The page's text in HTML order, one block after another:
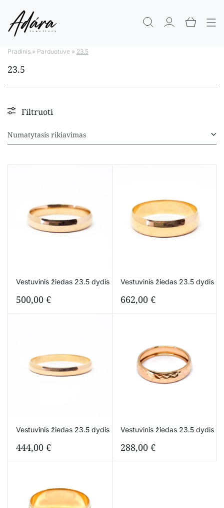
Pradinis » Parduotuve » 23.5
23.5
Filtruoti
Vestuvinis žiedas 23.5 dydis
500,00 €
Vestuvinis žiedas 23.5 dydis
662,00 €
Vestuvinis žiedas 23.5 dydis
444,00 €
Vestuvinis žiedas 23.5 dydis
288,00 €